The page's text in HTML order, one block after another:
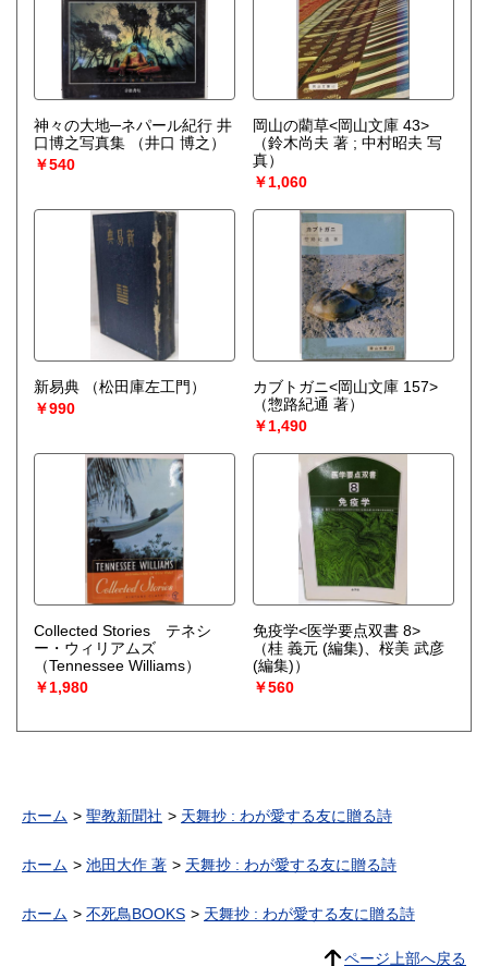
神々の大地─ネパール紀行 井
口博之写真集
（井口 博之）
￥540
岡山の藺草<岡山文庫 43>
（鈴木尚夫 著 ; 中村昭夫 写
真）
￥1,060
新易典
（松田庫左工門）
￥990
カブトガニ<岡山文庫 157>
（惣路紀通 著）
￥1,490
Collected Stories テネシ
ー・ウィリアムズ
（Tennessee Williams）
￥1,980
免疫学<医学要点双書 8>
（桂 義元 (編集)、桜美 武彦
(編集)）
￥560
ホーム 聖教新聞社 天舞抄 : わが愛する友に贈る詩
ホーム 池田大作 著 天舞抄 : わが愛する友に贈る詩
ホーム 不死鳥BOOKS 天舞抄 : わが愛する友に贈る詩
ページ上部へ戻る